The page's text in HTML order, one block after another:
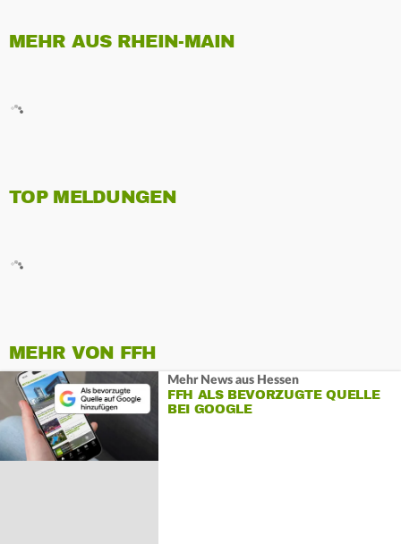
MEHR AUS RHEIN-MAIN
TOP MELDUNGEN
MEHR VON FFH
Mehr News aus Hessen
FFH ALS BEVORZUGTE QUELLE
BEI GOOGLE